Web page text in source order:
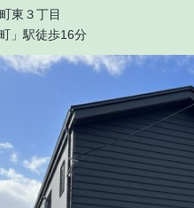
東 ３丁目
」駅徒歩16分